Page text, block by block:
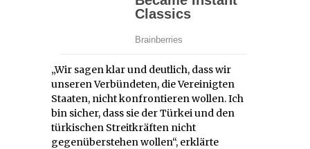
„Wir sagen klar und deutlich, dass wir
unseren Verbündeten, die Vereinigten
Staaten, nicht konfrontieren wollen. Ich
bin sicher, dass sie der Türkei und den
türkischen Streitkräften nicht
gegenüberstehen wollen“, erklärte